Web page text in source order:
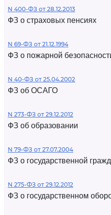
N 400-ФЗ от 28.12.2013
ФЗ о страховых пенсиях
N 69-ФЗ от 21.12.1994
ФЗ о пожарной
N 40-ФЗ от 25.04.2002
ФЗ об ОСАГО
N 273-ФЗ от 29.12.2012
ФЗ об образовании
N 79-ФЗ от 27.07.2004
ФЗ о государственной
N 275-ФЗ от 29.12.2012
ФЗ о государственном